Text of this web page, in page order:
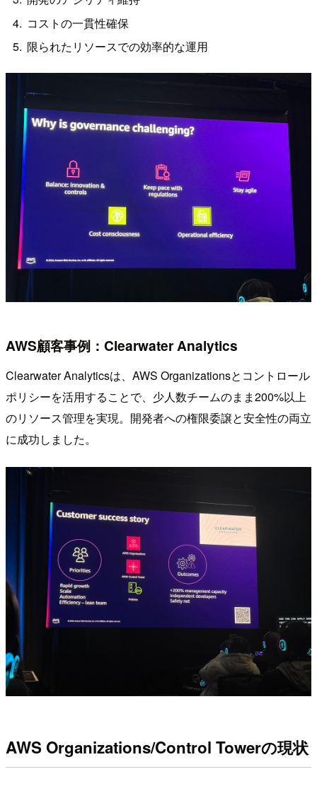
コストの一貫性確保
限られたリソースでの効率的な運用
AWS顧客事例：Clearwater Analytics
Clearwater Analyticsは、AWS Organizationsとコントロール
ポリシーを活用することで、少人数チームのまま200%以上
のリソース管理を実現。開発者への権限委譲と安全性の両立
に成功しました。
AWS Organizations/Control Towerの現状